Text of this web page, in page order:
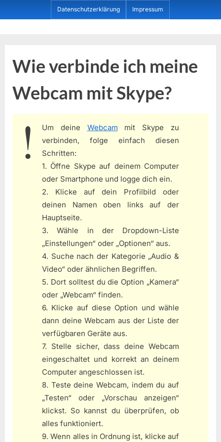
to
Datenschutzerklärung Impressum
Wie verbinde ich meine
Webcam mit Skype?
Um deine Webcam mit Skype zu
verbinden, folge einfach diesen
Schritten:
1. Öffne Skype auf deinem Computer
oder Smartphone und logge dich ein.
2. Klicke auf dein Profilbild oder
deinen Namen oben links auf der
Hauptseite.
3. Wähle in der Dropdown-Liste
„Einstellungen“ oder „Optionen“ aus.
4. Suche nach der Kategorie „Audio &
Video“ oder ähnlichen Begriffen.
5. Dort solltest du die Option „Kamera“
oder „Webcam“ finden.
6. Klicke auf diese Option und wähle
dann deine Webcam aus der Liste der
verfügbaren Geräte aus.
7. Stelle sicher, dass deine Webcam
eingeschaltet und korrekt an deinem
Computer angeschlossen ist.
8. Teste deine Webcam, indem du auf
„Testen“ oder „Vorschau anzeigen“
klickst. So kannst du überprüfen, ob
alles funktioniert.
9. Wenn alles in Ordnung ist, klicke auf